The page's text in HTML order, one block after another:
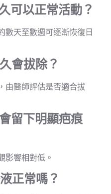
可以正常活動？
數天至數週可逐漸恢復日
會拔除？
由醫師評估是否適合拔
留下明顯疤痕
影響相對低。
正常嗎？